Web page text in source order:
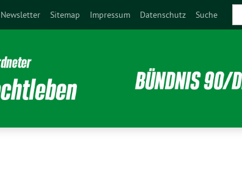
Newsletter Sitemap Impressum Datenschutz Suche